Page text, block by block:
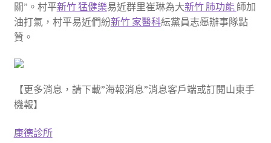
關”。村平新竹 猛健樂易近群里崔琳為大新竹 肺功能 師加
油打氣，村平易近們紛新竹 家醫科紜黨員志愿辦事隊點
贊。
【更多消息，請下載”海報消息”消息客戶端或訂閱山東手
機報】
康德診所